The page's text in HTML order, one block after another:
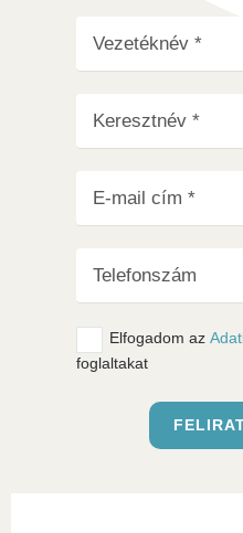
Elfogadom az
foglaltakat